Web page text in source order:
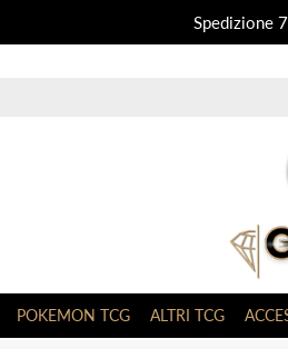
Spedizione
POKEMON TCG ALTRI TCG